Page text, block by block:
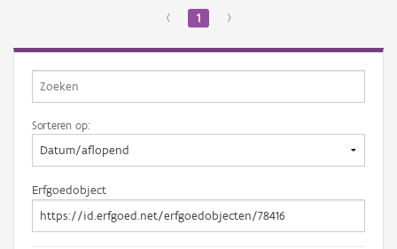
‹ 1 ›
Sorteren op:
Erfgoedobject